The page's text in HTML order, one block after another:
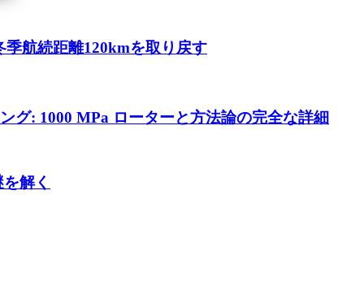
航続距離120kmを取り戻す
グ: 1000 MPa ローターと方法論の完全な詳細
解く